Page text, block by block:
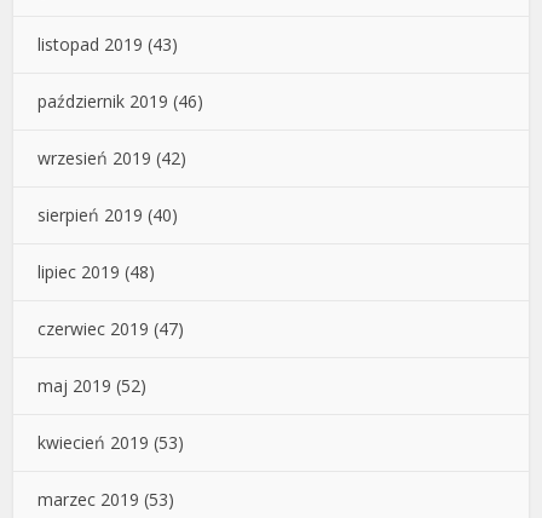
listopad 2019 (43)
październik 2019 (46)
wrzesień 2019 (42)
sierpień 2019 (40)
lipiec 2019 (48)
czerwiec 2019 (47)
maj 2019 (52)
kwiecień 2019 (53)
marzec 2019 (53)